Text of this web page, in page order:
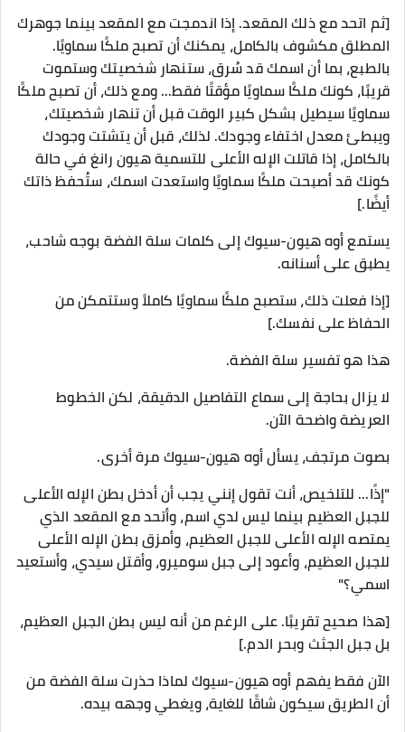
[ثم اتحد مع ذلك المقعد. إذا اندمجت مع المقعد بينما جوهرك
المطلق مكشوف بالكامل، يمكنك أن تصبح ملكًا سماويًا.
بالطبع، بما أن اسمك قد سُرق، ستنهار شخصيتك وستموت
قريبًا، كونك ملكًا سماويًا مؤقتًا فقط... ومع ذلك، أن تصبح ملكًا
سماويًا سيطيل بشكل كبير الوقت قبل أن تنهار شخصيتك،
ويبطئ معدل اختفاء وجودك. لذلك، قبل أن يتشتت وجودك
بالكامل، إذا قاتلت الإله الأعلى للتسمية هيون رانغ في حالة
كونك قد أصبحت ملكًا سماويًا واستعدت اسمك، ستُحفظ ذاتك
أيضًا.]
يستمع أوه هيون-سيوك إلى كلمات سلة الفضة بوجه شاحب،
يطبق على أسنانه.
[إذا فعلت ذلك، ستصبح ملكًا سماويًا كاملاً وستتمكن من
الحفاظ على نفسك.]
هذا هو تفسير سلة الفضة.
لا يزال بحاجة إلى سماع التفاصيل الدقيقة، لكن الخطوط
العريضة واضحة الآن.
بصوت مرتجف، يسأل أوه هيون-سيوك مرة أخرى.
"إذًا... للتلخيص، أنت تقول إنني يجب أن أدخل بطن الإله الأعلى
للجبل العظيم بينما ليس لدي اسم، وأتحد مع المقعد الذي
يمتصه الإله الأعلى للجبل العظيم، وأمزق بطن الإله الأعلى
للجبل العظيم، وأعود إلى جبل سوميرو، وأقتل سيدي، وأستعيد
اسمي؟"
[هذا صحيح تقريبًا. على الرغم من أنه ليس بطن الجبل العظيم،
بل جبل الجثث وبحر الدم.]
الآن فقط يفهم أوه هيون-سيوك لماذا حذرت سلة الفضة من
أن الطريق سيكون شاقًا للغاية، ويغطي وجهه بيده.